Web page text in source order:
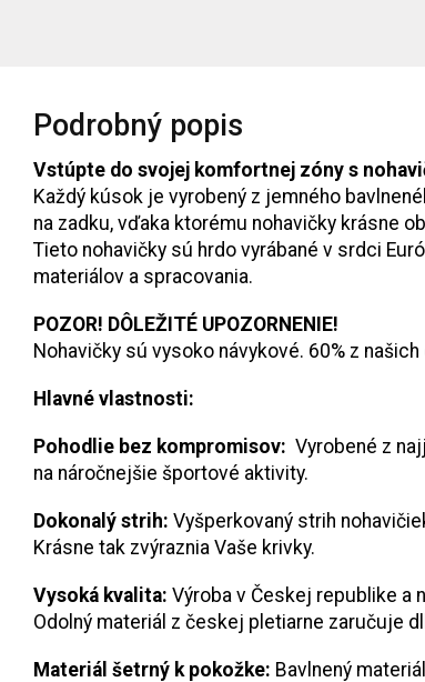
Podrobný popis
Vstúpte do svojej komfortnej zóny s
Každý kúsok je vyrobený z jemného
na zadku, vďaka ktorému nohavičky krásne
Tieto nohavičky sú hrdo vyrábané v srdci
materiálov a spracovania.
POZOR! DÔLEŽITÉ UPOZORNENIE!
Nohavičky sú vysoko návykové. 60% z
Hlavné vlastnosti:
Pohodlie bez kompromisov: Vyrobené z
na náročnejšie športové aktivity.
Dokonalý strih: Vyšperkovaný strih
Krásne tak zvýraznia Vaše krivky.
Vysoká kvalita: Výroba v Českej republike a
Odolný materiál z českej pletiarne zaručuje
Materiál šetrný k pokožke: Bavlnený